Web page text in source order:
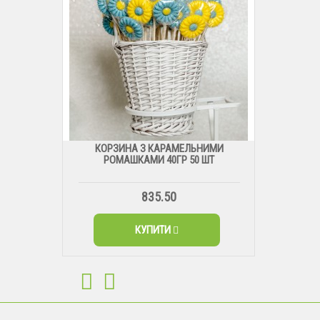
КОРЗИНА З КАРАМЕЛЬНИМИ
РОМАШКАМИ 40ГР 50 ШТ
835.50
КУПИТИ